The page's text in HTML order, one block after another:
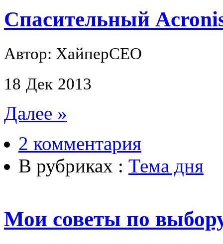
Спасительный
Автор: ХайперСЕО
18 Дек 2013
Далее »
2 комментария
В рубриках : Тема дня
Мои советы по